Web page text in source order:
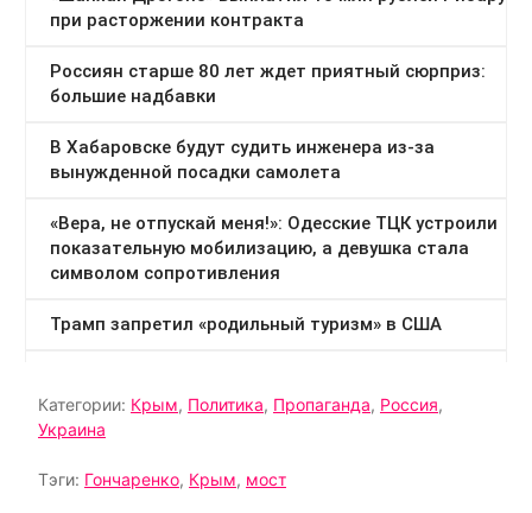
Категории: Крым, Политика, Пропаганда, Россия,
Украина
Тэги: Гончаренко, Крым, мост